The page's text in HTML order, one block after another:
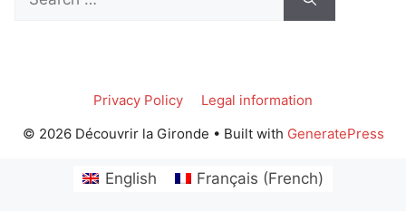
for:
Privacy Policy
Legal information
© 2026 Découvrir la Gironde • Built with GeneratePress
English Français (French)